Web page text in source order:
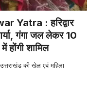
Yatra : हरिद्वार
गंगा जल लेकर 10
होंगी शामिल
की खेल एवं महिला